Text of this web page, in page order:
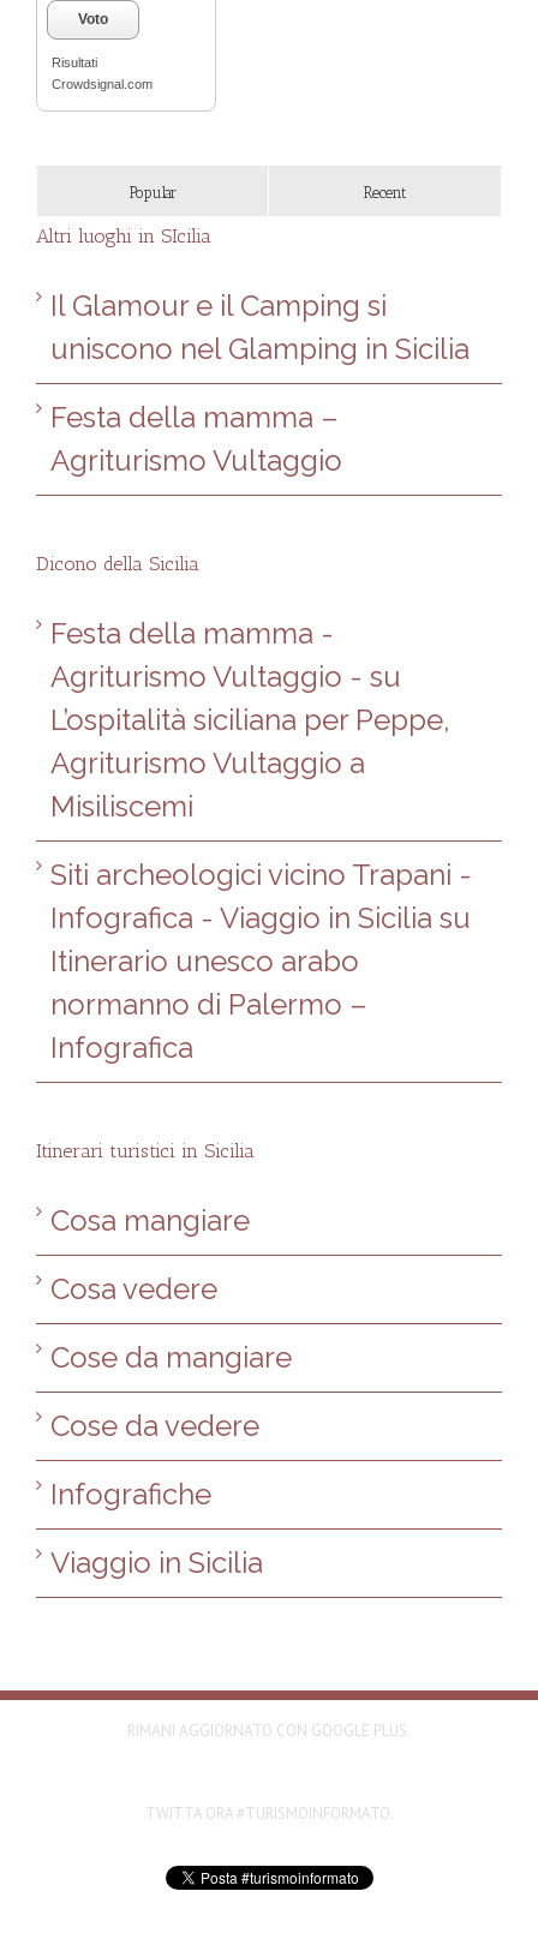
Voto
Risultati
Crowdsignal.com
Popular Recent
Altri luoghi in SIcilia
Il Glamour e il Camping si
uniscono nel Glamping in Sicilia
Festa della mamma –
Agriturismo Vultaggio
Dicono della Sicilia
Festa della mamma -
Agriturismo Vultaggio - su
L’ospitalità siciliana per Peppe,
Agriturismo Vultaggio a
Misiliscemi
Siti archeologici vicino Trapani -
Infografica - Viaggio in Sicilia su
Itinerario unesco arabo
normanno di Palermo –
Infografica
Itinerari turistici in Sicilia
Cosa mangiare
Cosa vedere
Cose da mangiare
Cose da vedere
Infografiche
Viaggio in Sicilia
RIMANI AGGIORNATO CON GOOGLE PLUS.
TWITTA ORA #TURISMOINFORMATO.